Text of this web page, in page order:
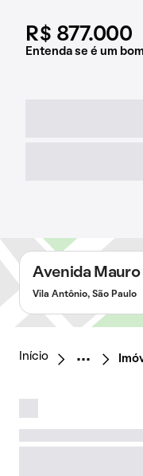
R$ 877.000
Entenda se é um
Avenida Mauro
Vila Antônio, São Paulo
Início